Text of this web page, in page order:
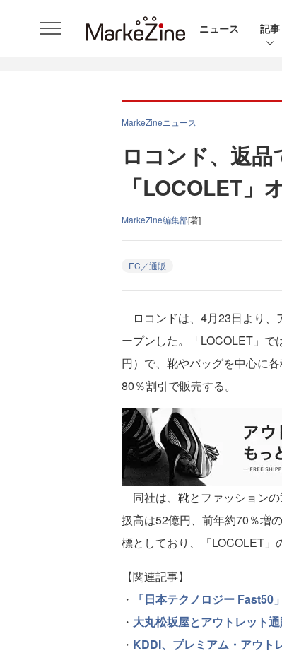
ニュース 記事
MarkeZineニュース
ロコンド、返
「LOCOLET」
MarkeZine編集部[著]
EC／通販
ロコンドは、4月23日より、
ープンした。「LOCOLET」
円）で、靴やバッグを中心に
80％割引で販売する。
同社は、靴とファッション
扱高は52億円、前年約70％増
標としており、「LOCOLET」
【関連記事】
・
「日本テクノロジー
・ 大丸松坂屋とアウトレット
・ KDDI、プレミアム・アウト